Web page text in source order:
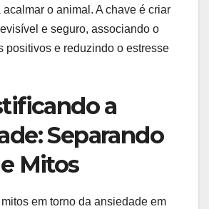
o animal. A chave é criar
e seguro, associando o
positivos e reduzindo o estresse
a
Separando
Mitos
em torno da ansiedade em